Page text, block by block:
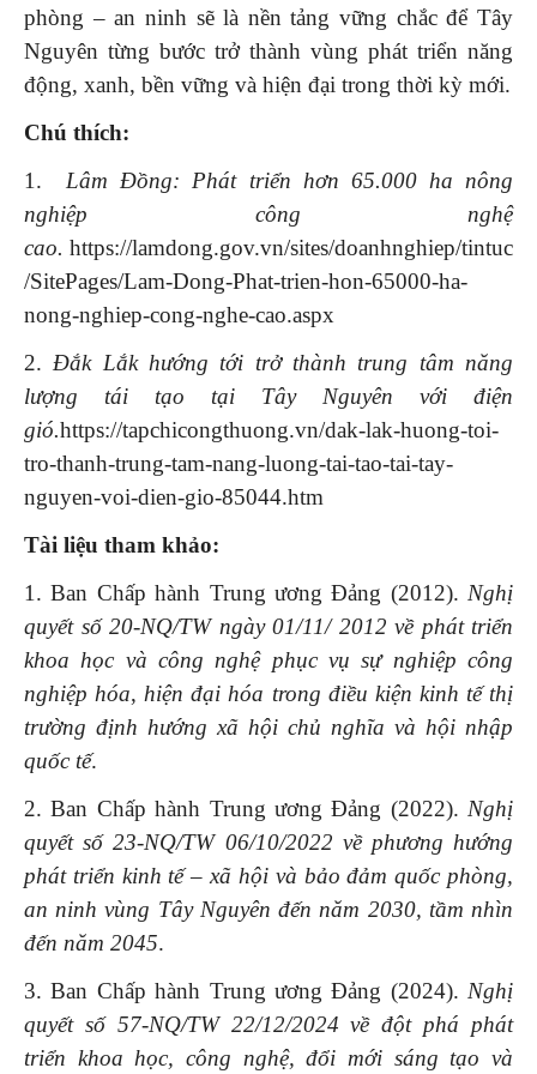
phòng – an ninh sẽ là nền tảng vững chắc để Tây
Nguyên từng bước trở thành vùng phát triển năng
động, xanh, bền vững và hiện đại trong thời kỳ mới.
Chú thích:
1. Lâm Đồng: Phát triển hơn 65.000 ha nông
nghiệp công nghệ
cao. https://lamdong.gov.vn/sites/doanhnghiep/tintuc
/SitePages/Lam-Dong-Phat-trien-hon-65000-ha-
nong-nghiep-cong-nghe-cao.aspx
2.Đắk Lắk hướng tới trở thành trung tâm năng
lượng tái tạo tại Tây Nguyên với điện
gió.https://tapchicongthuong.vn/dak-lak-huong-toi-
tro-thanh-trung-tam-nang-luong-tai-tao-tai-tay-
nguyen-voi-dien-gio-85044.htm
Tài liệu tham khảo:
1. Ban Chấp hành Trung ương Đảng (2012). Nghị
quyết số 20-NQ/TW ngày 01/11/ 2012 về phát triển
khoa học và công nghệ phục vụ sự nghiệp công
nghiệp hóa, hiện đại hóa trong điều kiện kinh tế thị
trường định hướng xã hội chủ nghĩa và hội nhập
quốc tế.
2. Ban Chấp hành Trung ương Đảng (2022). Nghị
quyết số 23-NQ/TW 06/10/2022 về phương hướng
phát triển kinh tế – xã hội và bảo đảm quốc phòng,
an ninh vùng Tây Nguyên đến năm 2030, tầm nhìn
đến năm 2045.
3. Ban Chấp hành Trung ương Đảng (2024). Nghị
quyết số 57-NQ/TW 22/12/2024 về đột phá phát
triển khoa học, công nghệ, đổi mới sáng tạo và